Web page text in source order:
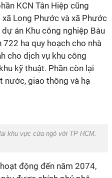
KCN Tân Hiệp cũng
Long Phước và xã Phước
án Khu công nghiệp Bàu
722 ha quy hoạch cho nhà
cho dịch vụ khu công
kỹ thuật. Phần còn lại
nước, giao thông và hạ
khu vực cửa ngỏ với TP HCM.
động đến năm 2074,